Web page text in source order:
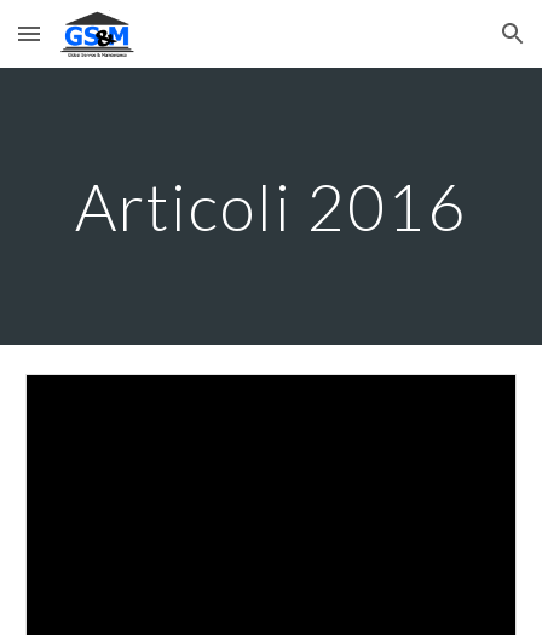
Skip to main content Skip to navigation
Articoli 2016